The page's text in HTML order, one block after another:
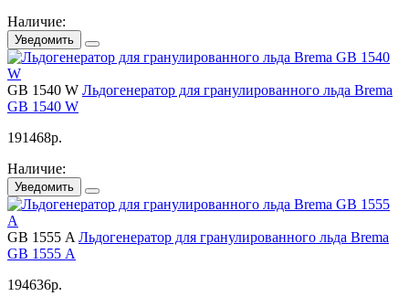
Наличие:
Уведомить
GВ 1540 W Льдогенератор для гранулированного льда Brema
GВ 1540 W
191468р.
Наличие:
Уведомить
GВ 1555 A Льдогенератор для гранулированного льда Brema
GВ 1555 A
194636р.